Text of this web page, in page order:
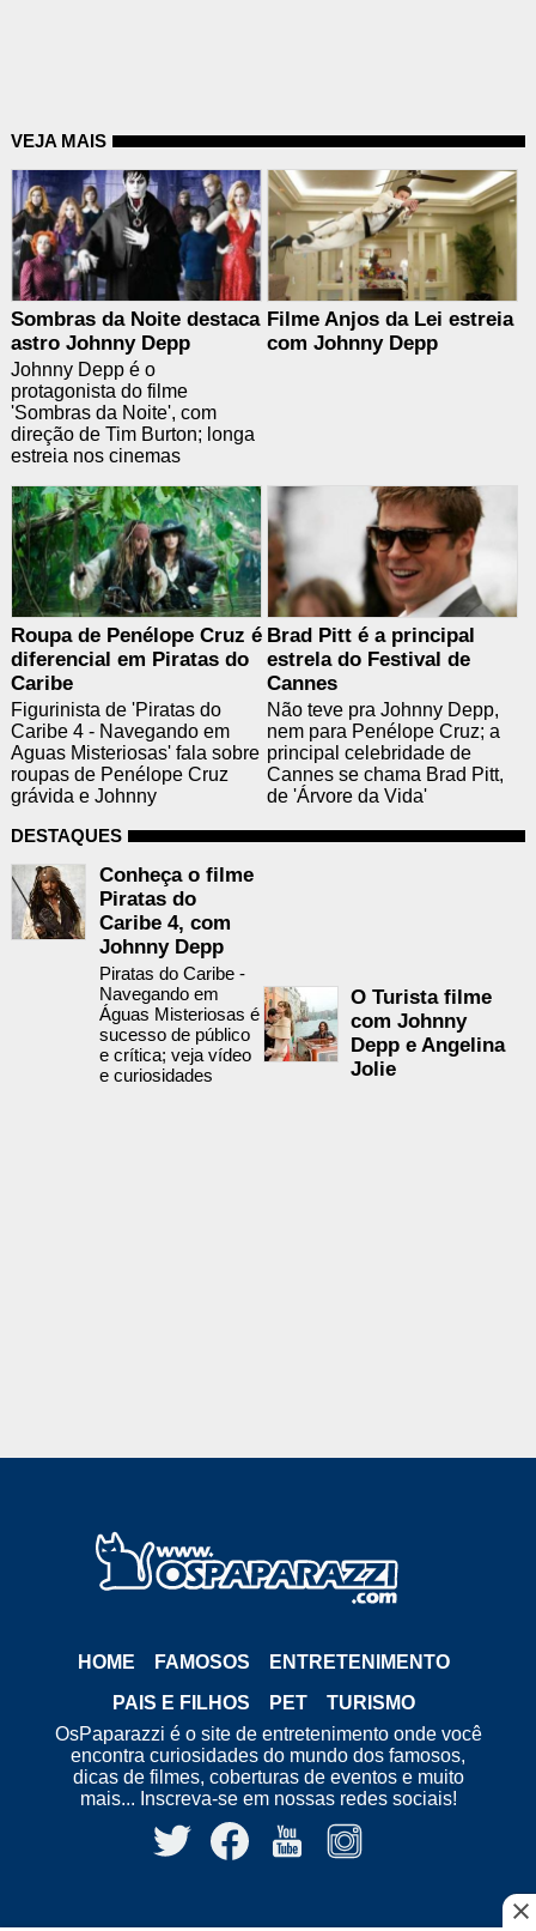
VEJA MAIS
Sombras da Noite destaca
astro Johnny Depp
Johnny Depp é o
protagonista do filme
'Sombras da Noite', com
direção de Tim Burton; longa
estreia nos cinemas
Filme Anjos da Lei estreia
com Johnny Depp
Roupa de Penélope Cruz é
diferencial em Piratas do
Caribe
Figurinista de 'Piratas do
Caribe 4 - Navegando em
Aguas Misteriosas' fala sobre
roupas de Penélope Cruz
grávida e Johnny
Brad Pitt é a principal
estrela do Festival de
Cannes
Não teve pra Johnny Depp,
nem para Penélope Cruz; a
principal celebridade de
Cannes se chama Brad Pitt,
de 'Árvore da Vida'
DESTAQUES
Conheça o filme
Piratas do
Caribe 4, com
Johnny Depp
Piratas do Caribe -
Navegando em
Águas Misteriosas é
sucesso de público
e crítica; veja vídeo
e curiosidades
O Turista filme
com Johnny
Depp e Angelina
Jolie
HOME FAMOSOS
ENTRETENIMENTO
PAIS E FILHOS
PET
TURISMO
OsPaparazzi é o site de entretenimento onde você
encontra curiosidades do mundo dos famosos,
dicas de filmes, coberturas de eventos e muito
mais... Inscreva-se em nossas redes sociais!